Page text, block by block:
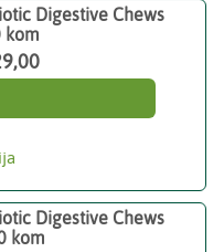
Digestive Chews
kom
Digestive Chews
kom